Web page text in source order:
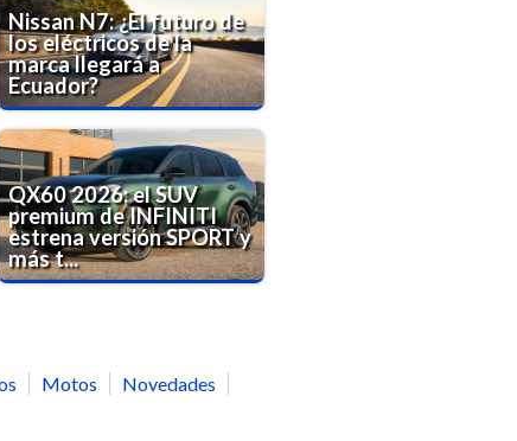
Nissan N7: ¿El futuro de
los eléctricos de la
marca llegará a
Ecuador?
QX60 2026: el SUV
premium de INFINITI
estrena versión SPORT y
más t...
Motos
Novedades